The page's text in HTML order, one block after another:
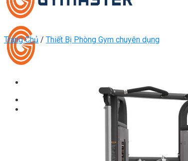
Máy Tập Thể Dục ( Cardio )
Trang Chủ / Thiết Bị Phòng Gym chuyên dụng